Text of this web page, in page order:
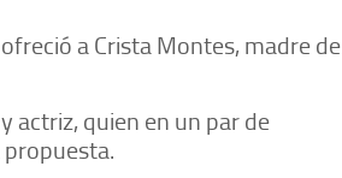
a Crista Montes, madre de
actriz, quien en un par de